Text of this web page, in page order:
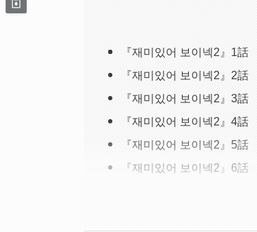
『재미있어 보이넥2』1話
『재미있어 보이넥2』2話
『재미있어 보이넥2』3話
『재미있어 보이넥2』4話
『재미있어 보이넥2』5話
『재미있어 보이넥2』6話